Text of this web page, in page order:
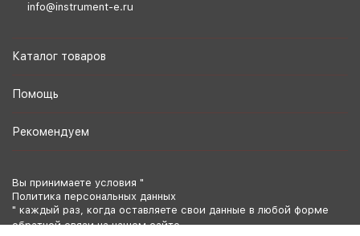
info@instrument-e.ru
Каталог товаров
Помощь
Рекомендуем
Вы принимаете условия "
Политика персональных данных
" каждый раз, когда оставляете свои данные в любой форме
обратной связи на нашем сайте.